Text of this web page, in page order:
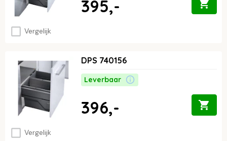
Vergelijk
395,-
Vergelijk
DPS 740156
Leverbaar
396,-